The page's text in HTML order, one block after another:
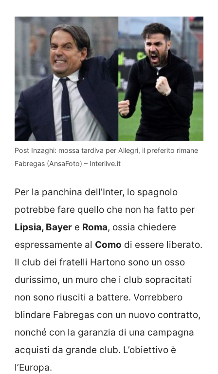
Post Inzaghi: mossa tardiva per Allegri, il preferito rimane
Fabregas (AnsaFoto) – Interlive.it
Per la panchina dell’Inter, lo spagnolo
potrebbe fare quello che non ha fatto per
Lipsia, Bayer e Roma, ossia chiedere
espressamente al Como di essere liberato.
Il club dei fratelli Hartono sono un osso
durissimo, un muro che i club sopracitati
non sono riusciti a battere. Vorrebbero
blindare Fabregas con un nuovo contratto,
nonché con la garanzia di una campagna
acquisti da grande club. L’obiettivo è
l’Europa.